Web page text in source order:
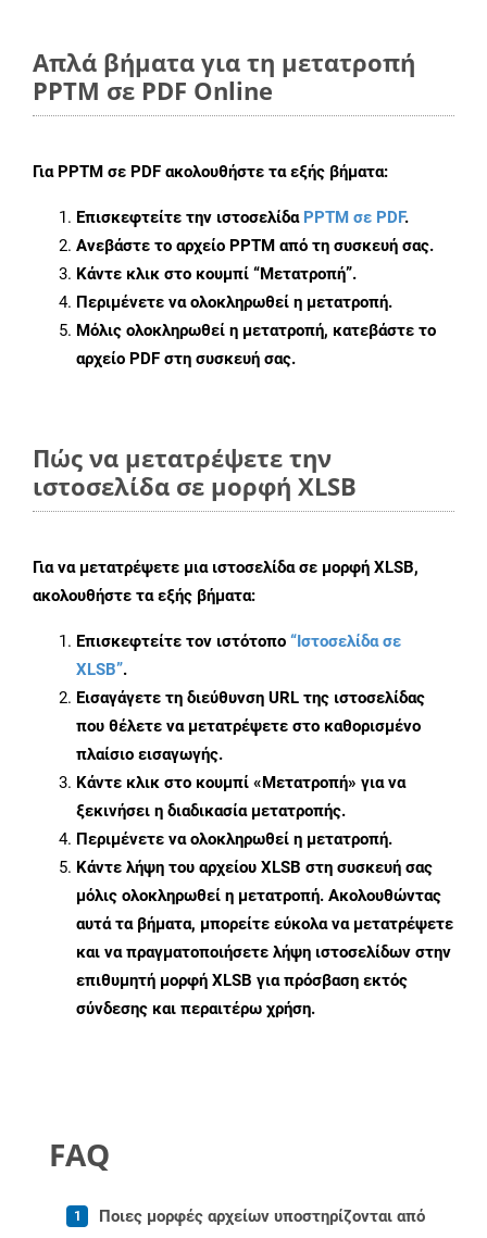
Απλά βήματα για τη μετατροπή
PPTM σε PDF Online
Για PPTM σε PDF ακολουθήστε τα εξής βήματα:
Επισκεφτείτε την ιστοσελίδα PPTM σε PDF.
Ανεβάστε το αρχείο PPTM από τη συσκευή σας.
Κάντε κλικ στο κουμπί “Μετατροπή”.
Περιμένετε να ολοκληρωθεί η μετατροπή.
Μόλις ολοκληρωθεί η μετατροπή, κατεβάστε το
αρχείο PDF στη συσκευή σας.
Πώς να μετατρέψετε την
ιστοσελίδα σε μορφή XLSB
Για να μετατρέψετε μια ιστοσελίδα σε μορφή XLSB,
ακολουθήστε τα εξής βήματα:
Επισκεφτείτε τον ιστότοπο “Ιστοσελίδα σε
XLSB”.
Εισαγάγετε τη διεύθυνση URL της ιστοσελίδας
που θέλετε να μετατρέψετε στο καθορισμένο
πλαίσιο εισαγωγής.
Κάντε κλικ στο κουμπί «Μετατροπή» για να
ξεκινήσει η διαδικασία μετατροπής.
Περιμένετε να ολοκληρωθεί η μετατροπή.
Κάντε λήψη του αρχείου XLSB στη συσκευή σας
μόλις ολοκληρωθεί η μετατροπή. Ακολουθώντας
αυτά τα βήματα, μπορείτε εύκολα να μετατρέψετε
και να πραγματοποιήσετε λήψη ιστοσελίδων στην
επιθυμητή μορφή XLSB για πρόσβαση εκτός
σύνδεσης και περαιτέρω χρήση.
FAQ
Ποιες μορφές αρχείων υποστηρίζονται από